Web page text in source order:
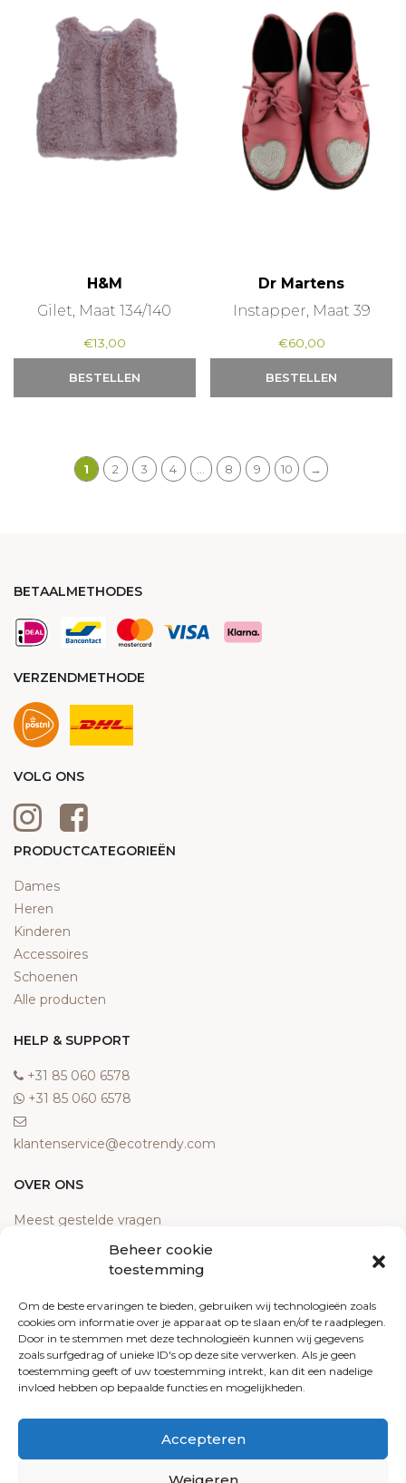
Beheer cookie
toestemming
Om de beste ervaringen te bieden, gebruiken wij technologieën zoals
cookies om informatie over je apparaat op te slaan en/of te raadplegen.
Door in te stemmen met deze technologieën kunnen wij gegevens
zoals surfgedrag of unieke ID's op deze site verwerken. Als je geen
toestemming geeft of uw toestemming intrekt, kan dit een nadelige
invloed hebben op bepaalde functies en mogelijkheden.
Accepteren
Weigeren
H&M
Gilet, Maat 134/140
€13,00
BESTELLEN
Dr Martens
Instapper, Maat 39
€60,00
BESTELLEN
1 2 3 4 8 9 10 →
BETAALMETHODES
VERZENDMETHODE
VOLG ONS
PRODUCTCATEGORIEËN
Dames
Heren
Kinderen
Accessoires
Schoenen
Alle producten
HELP & SUPPORT
‎+31 85 060 6578
‎+31 85 060 6578
klantenservice@ecotrendy.com
OVER ONS
Meest gestelde vragen
Algemene voorwaarden
Klachten
Privacy policy
Cookiebeleid
© 2026 Ecotrendy.com - Alle rechten voorbehouden